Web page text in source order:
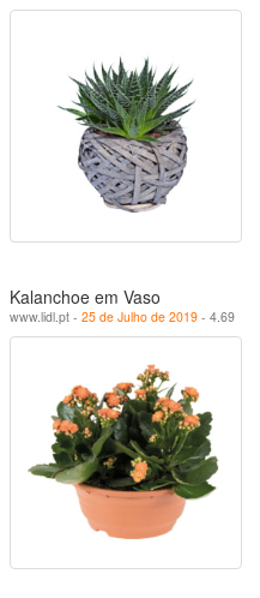
Kalanchoe em Vaso
www.lidl.pt - 25 de Julho de 2019 - 4.69